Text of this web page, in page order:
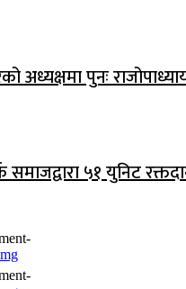
अध्यक्षमा पुनः
५१ युनिट